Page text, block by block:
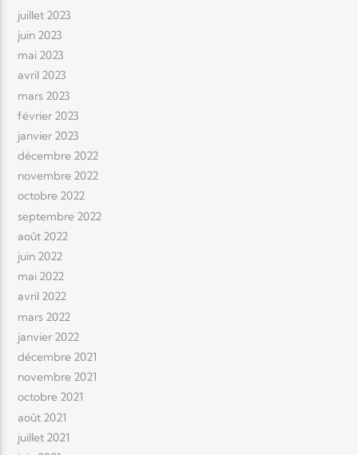
juillet 2023
juin 2023
mai 2023
avril 2023
mars 2023
février 2023
janvier 2023
décembre 2022
novembre 2022
octobre 2022
septembre 2022
août 2022
juin 2022
mai 2022
avril 2022
mars 2022
janvier 2022
décembre 2021
novembre 2021
octobre 2021
août 2021
juillet 2021